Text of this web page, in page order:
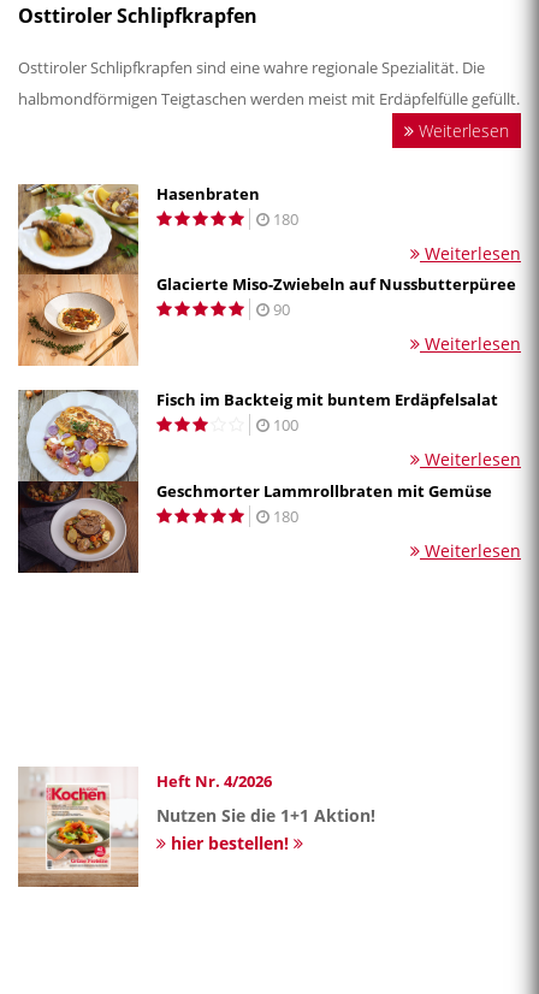
Osttiroler Schlipfkrapfen
Osttiroler Schlipfkrapfen sind eine wahre regionale Spezialität. Die
halbmondförmigen Teigtaschen werden meist mit Erdäpfelfülle gefüllt.
Weiterlesen
Hasenbraten
180
Weiterlesen
Glacierte Miso-Zwiebeln auf Nussbutterpüree
90
Weiterlesen
Fisch im Backteig mit buntem Erdäpfelsalat
100
Weiterlesen
Geschmorter Lammrollbraten mit Gemüse
180
Weiterlesen
Heft Nr. 4/2026
Nutzen Sie die 1+1 Aktion!
hier bestellen!